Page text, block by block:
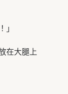
」
在大腿上